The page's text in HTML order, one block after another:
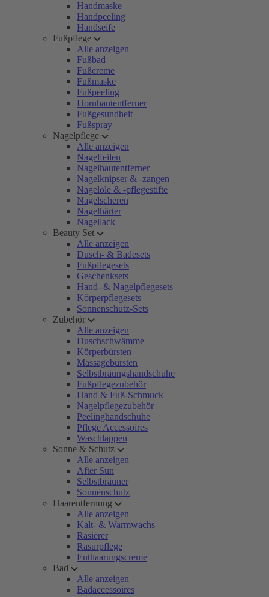
Handmaske
Handpeeling
Handseife
Fußpflege
Alle anzeigen
Fußbad
Fußcreme
Fußmaske
Fußpeeling
Hornhautentferner
Fußgesundheit
Fußspray
Nagelpflege
Alle anzeigen
Nagelfeilen
Nagelhautentferner
Nagelknipser & -zangen
Nagelöle & -pflegestifte
Nagelscheren
Nagelhärter
Nagellack
Beauty Set
Alle anzeigen
Dusch- & Badesets
Fußpflegesets
Geschenksets
Hand- & Nagelpflegesets
Körperpflegesets
Sonnenschutz-Sets
Zubehör
Alle anzeigen
Duschschwämme
Körperbürsten
Massagebürsten
Selbstbräungshandschuhe
Fußpflegezubehör
Hand & Fuß-Schmuck
Nagelpflegezubehör
Peelinghandschuhe
Pflege Accessoires
Waschlappen
Sonne & Schutz
Alle anzeigen
After Sun
Selbstbräuner
Sonnenschutz
Haarentfernung
Alle anzeigen
Kalt- & Warmwachs
Rasierer
Rasurpflege
Enthaarungscreme
Bad
Alle anzeigen
Badaccessoires